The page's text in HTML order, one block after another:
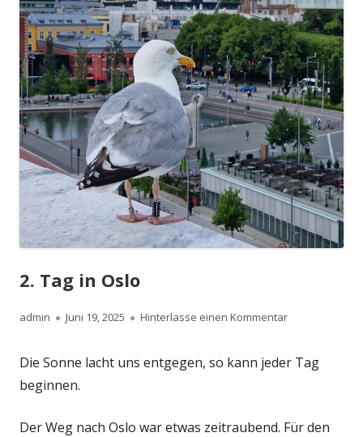
2. Tag in Oslo
Autor
admin
Veröffentlicht
Juni 19, 2025 Hinterlasse einen Kommentarzu 2. Tag in
Die Sonne lacht uns entgegen, so kann jeder Tag
beginnen.
Der Weg nach Oslo war etwas zeitraubend. Für den